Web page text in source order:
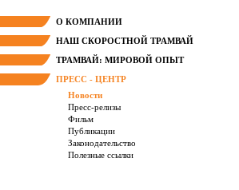
О КОМПАНИИ
НАШ СКОРОСТНОЙ ТРАМВАЙ
ТРАМВАЙ: МИРОВОЙ ОПЫТ
ПРЕСС - ЦЕНТР
Новости
Пресс-релизы
Фильм
Публикации
Законодательство
Полезные ссылки